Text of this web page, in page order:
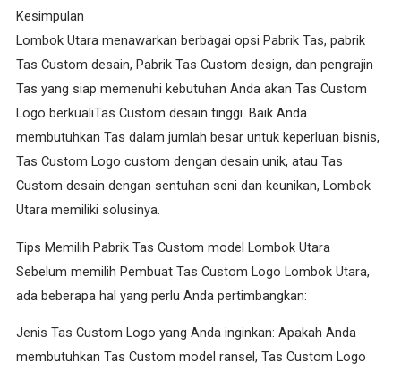
Kesimpulan
Lombok Utara menawarkan berbagai opsi Pabrik Tas, pabrik
Tas Custom desain, Pabrik Tas Custom design, dan pengrajin
Tas yang siap memenuhi kebutuhan Anda akan Tas Custom
Logo berkualiTas Custom desain tinggi. Baik Anda
membutuhkan Tas dalam jumlah besar untuk keperluan bisnis,
Tas Custom Logo custom dengan desain unik, atau Tas
Custom desain dengan sentuhan seni dan keunikan, Lombok
Utara memiliki solusinya.
Tips Memilih Pabrik Tas Custom model Lombok Utara
Sebelum memilih Pembuat Tas Custom Logo Lombok Utara,
ada beberapa hal yang perlu Anda pertimbangkan:
Jenis Tas Custom Logo yang Anda inginkan: Apakah Anda
membutuhkan Tas Custom model ransel, Tas Custom Logo